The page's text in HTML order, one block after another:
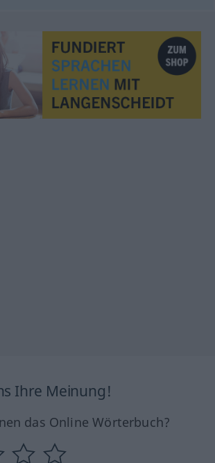
Ihre Meinung!
das Online Wörterbuch?